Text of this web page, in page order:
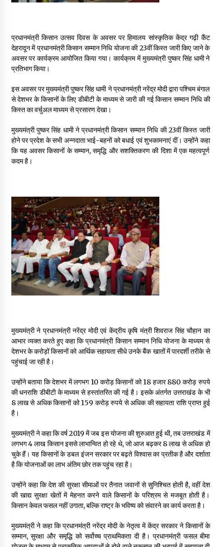
May 13, 2022
May 12, 2022
May 11, 2022
Thought Of The Day 9 May
May 9, 2022
प्रधानमंत्री किसान उत्सव दिवस के अवसर पर हिमालय सांस्कृतिक केंद्र गढ़ी कैंट
देहरादून में प्रधानमंत्री किसान सम्मान निधि योजना की 23वीं किस्त जारी किए जाने के
अवसर पर कार्यक्रम आयोजित किया गया। कार्यक्रम में मुख्यमंत्री पुष्कर सिंह धामी ने
प्रतिभाग किया।
इस अवसर पर मुख्यमंत्री पुष्कर सिंह धामी ने प्रधानमंत्री नरेंद्र मोदी द्वारा पश्चिम बंगाल
से देशभर के किसानों के लिए डीबीटी के माध्यम से जारी की गई किसान सम्मान निधि की
किस्त का वर्चुअल माध्यम से प्रसारण देखा।
मुख्यमंत्री पुष्कर सिंह धामी ने प्रधानमंत्री किसान सम्मान निधि की 23वीं किस्त जारी
होने पर प्रदेश के सभी अन्नदाता भाई-बहनों को बधाई एवं शुभकामनाएं दीं। उन्होंने कहा
कि यह अवसर किसानों के सम्मान, समृद्धि और सशक्तिकरण की दिशा में एक महत्वपूर्ण
कदम है।
मुख्यमंत्री ने प्रधानमंत्री नरेंद्र मोदी एवं केंद्रीय कृषि मंत्री शिवराज सिंह चौहान का
आभार व्यक्त करते हुए कहा कि प्रधानमंत्री किसान सम्मान निधि योजना के माध्यम से
देशभर के करोड़ों किसानों को आर्थिक सहायता सीधे उनके बैंक खातों में पारदर्शी तरीके से
पहुंचाई जा रही है।
उन्होंने बताया कि देशभर में लगभग 10 करोड़ किसानों को 18 हजार 880 करोड़ रुपये
की धनराशि डीबीटी के माध्यम से हस्तांतरित की गई है। इसके अंतर्गत उत्तराखंड के भी
8 लाख से अधिक किसानों को 159 करोड़ रुपये से अधिक की सहायता राशि प्राप्त हुई
है।
मुख्यमंत्री ने कहा कि वर्ष 2019 में जब इस योजना की शुरुआत हुई थी, तब उत्तराखंड में
लगभग 4 लाख किसान इससे लाभान्वित हो रहे थे, जो आज बढ़कर 8 लाख से अधिक हो
चुके हैं। यह किसानों के डबल इंजन सरकार पर बढ़ते विश्वास का प्रतीक है और दर्शाता
है कि योजनाओं का लाभ अंतिम छोर तक पहुंच रहा है।
उन्होंने कहा कि देश की सुरक्षा सीमाओं पर तैनात जवानों से सुनिश्चित होती है, वहीं देश
की खाद्य सुरक्षा खेतों में मेहनत करने वाले किसानों के परिश्रम से मजबूत होती है।
किसान केवल फसल नहीं उगाता, बल्कि राष्ट्र के भविष्य को संवारने का कार्य करता है।
मुख्यमंत्री ने कहा कि प्रधानमंत्री नरेंद्र मोदी के नेतृत्व में केंद्र सरकार ने किसानों के
सम्मान, सुरक्षा और समृद्धि को सर्वोच्च प्राथमिकता दी है। प्रधानमंत्री फसल बीमा